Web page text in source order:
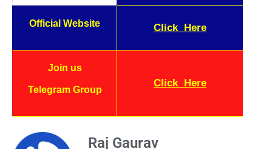
Official Website Click Here
Join us
Telegram Group
Click Here
Raj Gaurav